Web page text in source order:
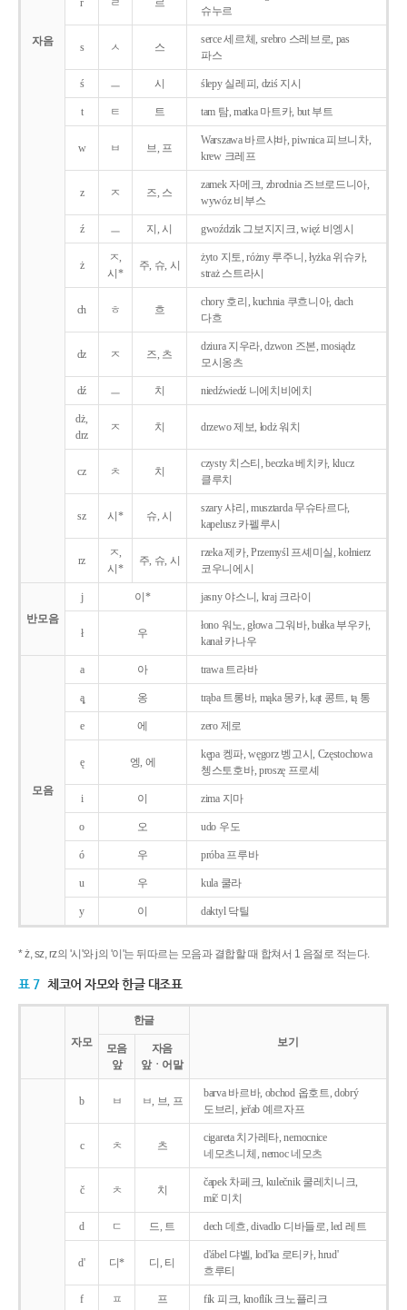
자음
r ㄹ 르
슈누르
s ㅅ 스
serce 세르체, srebro 스레브로, pas
파스
ś ㅡ 시 ślepy 실레피, dziś 지시
t ㅌ 트 tam 탐, matka 마트카, but 부트
w ㅂ 브, 프
Warszawa 바르샤바, piwnica 피브니차,
krew 크레프
z ㅈ 즈, 스
zamek 자메크, zbrodnia 즈브로드니아,
wywóz 비부스
ź ㅡ 지, 시 gwoździk 그보지지크, więź 비엥시
ż
ㅈ,
시*
주, 슈, 시
żyto 지토, różny 루주니, łyżka 위슈카,
straż 스트라시
ch ㅎ 흐
chory 호리, kuchnia 쿠흐니아, dach
다흐
dz ㅈ 즈, 츠
dziura 지우라, dzwon 즈본, mosiądz
모시옹츠
dź ㅡ 치 niedźwiedź 니에치비에치
dż,
drz
ㅈ 치 drzewo 제보, łodż 워치
cz ㅊ 치
czysty 치스티, beczka 베치카, klucz
클루치
sz 시* 슈, 시
szary 샤리, musztarda 무슈타르다,
kapelusz 카펠루시
rz
ㅈ,
시*
주, 슈, 시
rzeka 제카, Przemyśl 프셰미실, kołnierz
코우니에시
반모음
j 이* jasny 야스니, kraj 크라이
ł 우
łono 워노, głowa 그워바, bułka 부우카,
kanał 카나우
모음
a 아 trawa 트라바
ą̨ 옹 trąba 트롱바, mąka 몽카, kąt 콩트, tą 통
e 에 zero 제로
ę 엥, 에
kępa 켕파, węgorz 벵고시, Częstochowa
쳉스토호바, proszę 프로셰
i 이 zima 지마
o 오 udo 우도
ó 우 próba 프루바
u 우 kula 쿨라
y 이 daktyl 닥틸
* ż, sz, rz의 '시'와 j의 '이'는 뒤따르는 모음과 결합할 때 합쳐서 1 음절로 적는다.
표 7 체코어 자모와 한글 대조표
자모
한글
보기
모음
앞
자음
앞ㆍ어말
b ㅂ ㅂ, 브, 프
barva 바르바, obchod 옵호트, dobrý
도브리, jeřab 예르자프
c ㅊ 츠
cigareta 치가레타, nemocnice
네모츠니체, nemoc 네모츠
č ㅊ 치
čapek 차페크, kulečnik 쿨레치니크,
míč 미치
d ㄷ 드, 트 dech 데흐, divadlo 디바들로, led 레트
d' 디* 디, 티
d'ábel 댜벨, lod'ka 로티카, hrud'
흐루티
f ㅍ 프 fík 피크, knoflík 크노플리크